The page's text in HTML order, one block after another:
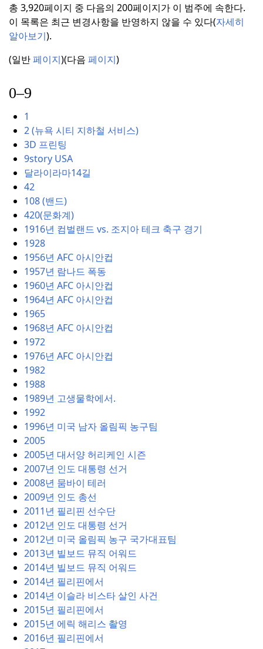
총 3,920페이지 중 다음의 200페이지가 이 범주에 속한다.
이 목록은 최근 변경사항을 반영하지 않을 수 있다(자세히
알아보기).
(일반페이지)(다음 페이지)
0–9
1
2 (뉴욕 시티 지하철 서비스)
3D 프린팅
9story USA
달라이라마14길
42
108 (밴드)
420(문화계)
1916년 컴벌랜드 vs. 조지아 테크 축구 경기
1928
1956년 AFC 아시안컵
1957년 람나드 폭동
1960년 AFC 아시안컵
1964년 AFC 아시안컵
1965
1968년 AFC 아시안컵
1972
1976년 AFC 아시안컵
1982
1988
1989년 고생물학에서.
1992
1996년 미국 남자 올림픽 농구팀
2005
2005년 대서양 허리케인 시즌
2007년 인도 대통령 선거
2008년 뭄바이 테러
2009년 인도 총선
2011년 필리핀 선수단
2012년 인도 대통령 선거
2012년 미국 올림픽 농구 국가대표팀
2013년 빌보드 뮤직 어워드
2014년 빌보드 뮤직 어워드
2014년 필리핀에서
2014년 이슬라 비스타 살인 사건
2015년 필리핀에서
2015년 에릭 해리스 촬영
2016년 필리핀에서